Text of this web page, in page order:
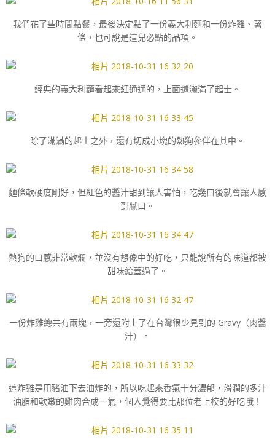
我們花了些時間點餐，最後決定點了一份義大利麵和一份炸雞、薯
條，也可說是這兒必點的品項。
經典的義大利麵看起來紅通通的，上面還灑滿了起士。
除了滿滿的起士之外，還有切成小塊的熱狗參伴在其中。
麵條軟硬度剛好，但紅色的醬汁甜到讓人害怕，吃幾口後就會讓人感
到膩口。
熱狗的口感非常軟爛，並沒有想像中的好吃，只能說所有的味道都被
甜味給蓋過了。
一份炸雞總共有兩塊，一旁還附上了在台灣很少見到的 Gravy（肉醬
汁）。
這炸雞是用豬油下去油炸的，所以吃起來香氣十分濃郁，滑潤的多汁
油脂和軟嫩的雞肉合成一氣，個人覺得要比那位老上校的好吃哦！